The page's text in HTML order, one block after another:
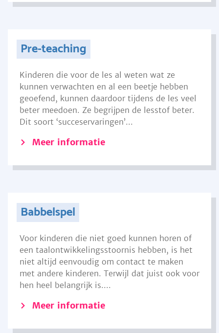
Pre-teaching
Kinderen die voor de les al weten wat ze
kunnen verwachten en al een beetje hebben
geoefend, kunnen daardoor tijdens de les veel
beter meedoen. Ze begrijpen de lesstof beter.
Dit soort ‘succeservaringen’...
Meer informatie
Babbelspel
Voor kinderen die niet goed kunnen horen of
een taalontwikkelingsstoornis hebben, is het
niet altijd eenvoudig om contact te maken
met andere kinderen. Terwijl dat juist ook voor
hen heel belangrijk is....
Meer informatie